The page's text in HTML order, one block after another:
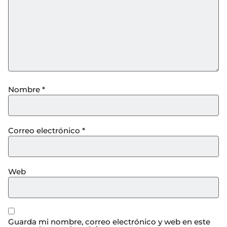
Nombre *
Correo electrónico *
Web
Guarda mi nombre, correo electrónico y web en este